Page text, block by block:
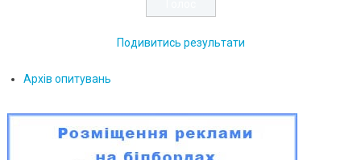
Подивитись результати
Архів опитувань